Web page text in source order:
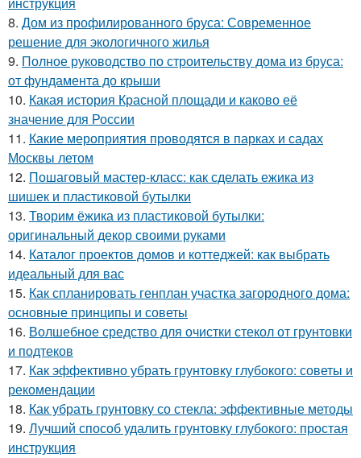
8. Дом из профилированного бруса: Современное
решение для экологичного жилья
9. Полное руководство по строительству дома из бруса:
от фундамента до крыши
10. Какая история Красной площади и каково её
значение для России
11. Какие мероприятия проводятся в парках и садах
Москвы летом
12. Пошаговый мастер-класс: как сделать ежика из
шишек и пластиковой бутылки
13. Творим ёжика из пластиковой бутылки:
оригинальный декор своими руками
14. Каталог проектов домов и коттеджей: как выбрать
идеальный для вас
15. Как спланировать генплан участка загородного дома:
основные принципы и советы
16. Волшебное средство для очистки стекол от грунтовки
и подтеков
17. Как эффективно убрать грунтовку глубокого: советы и
рекомендации
18. Как убрать грунтовку со стекла: эффективные методы
19. Лучший способ удалить грунтовку глубокого: простая
инструкция